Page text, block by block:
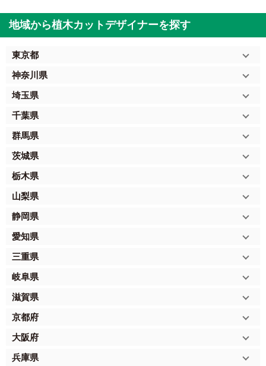
地域から植木カットデザイナーを探す
東京都
神奈川県
埼玉県
千葉県
群馬県
茨城県
栃木県
山梨県
静岡県
愛知県
三重県
岐阜県
滋賀県
京都府
大阪府
兵庫県